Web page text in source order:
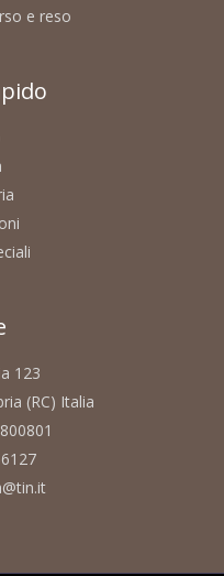
e reso
123
(RC) Italia